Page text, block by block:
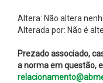
Altera: Não altera
Alterada por: Não é
Prezado associado,
a norma em questão,